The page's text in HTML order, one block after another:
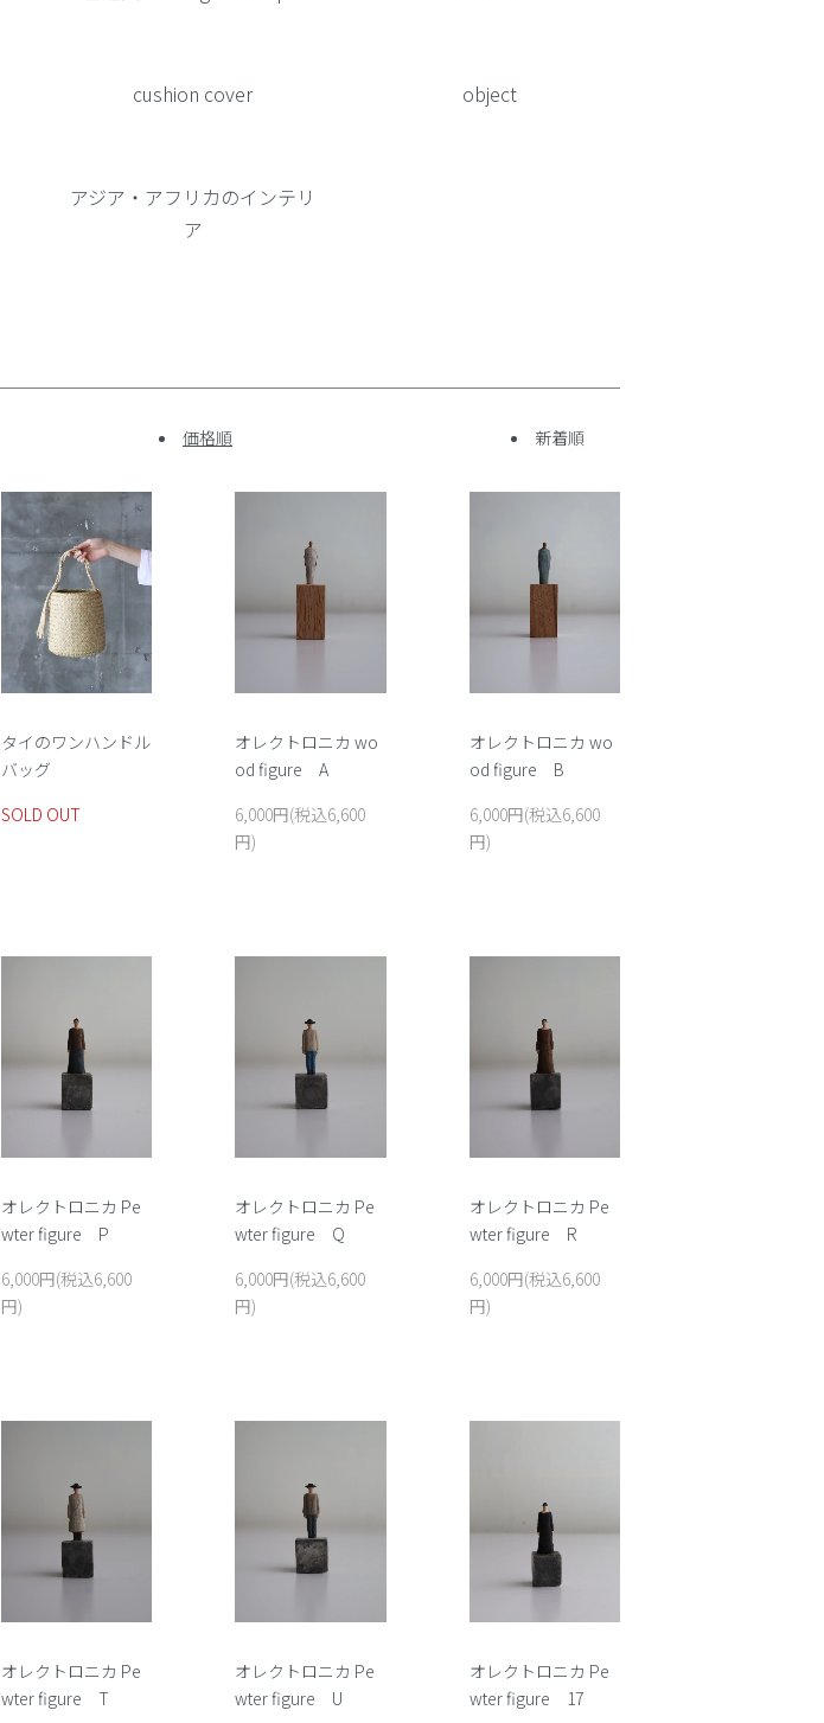
cushion cover object
アジア・アフリカのインテリ
ア
価格順 新着順
タイのワンハンドル
バッグ
SOLD OUT
オレクトロニカ wo
od figure A
6,000円(税込6,600
円)
オレクトロニカ wo
od figure B
6,000円(税込6,600
円)
オレクトロニカ Pe
wter figure P
6,000円(税込6,600
円)
オレクトロニカ Pe
wter figure Q
6,000円(税込6,600
円)
オレクトロニカ Pe
wter figure R
6,000円(税込6,600
円)
オレクトロニカ Pe
wter figure T
オレクトロニカ Pe
wter figure U
オレクトロニカ Pe
wter figure 17